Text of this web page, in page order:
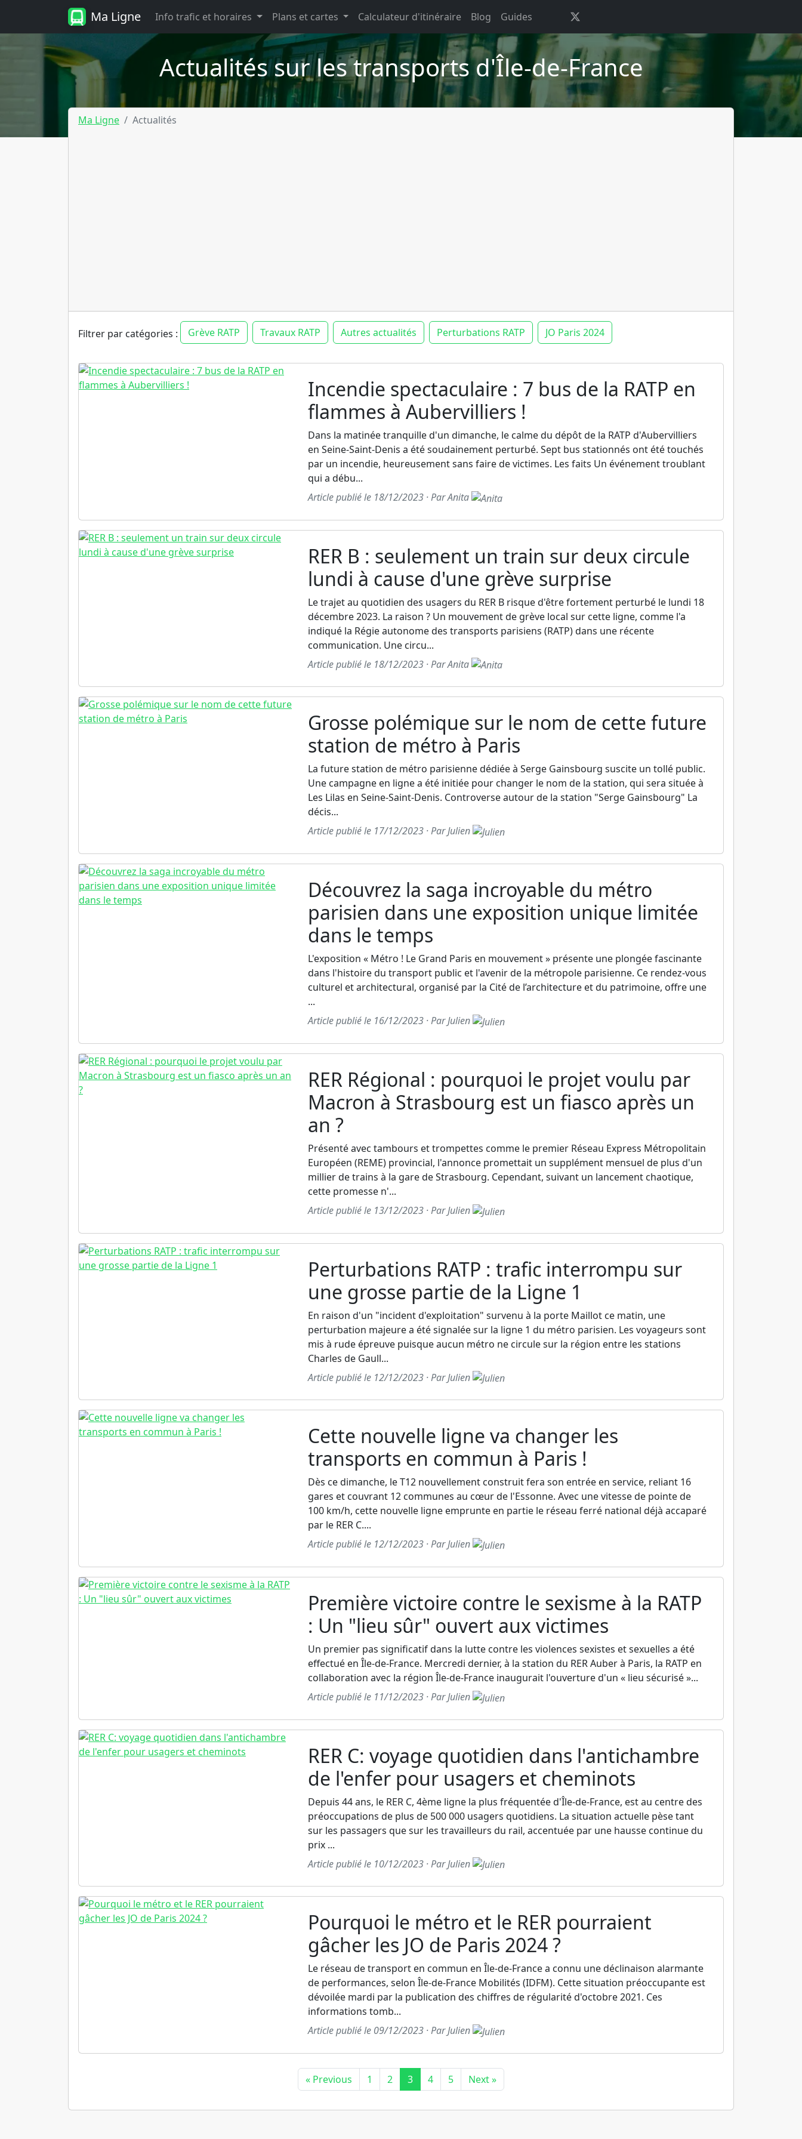
Ma Ligne Info trafic et horaires Plans et cartes Calculateur d'itinéraire Blog Guides
Actualités sur les transports d'Île-de-France
Ma Ligne Actualités
Filtrer par catégories : Grève RATP Travaux RATP Autres actualités Perturbations RATP JO Paris 2024
Incendie spectaculaire : 7 bus de la RATP en
flammes à Aubervilliers !
Dans la matinée tranquille d'un dimanche, le calme du dépôt de la RATP d'Aubervilliers
en Seine-Saint-Denis a été soudainement perturbé. Sept bus stationnés ont été touchés
par un incendie, heureusement sans faire de victimes. Les faits Un événement troublant
qui a débu...
Article publié le 18/12/2023 · Par Anita
RER B : seulement un train sur deux circule
lundi à cause d'une grève surprise
Le trajet au quotidien des usagers du RER B risque d'être fortement perturbé le lundi 18
décembre 2023. La raison ? Un mouvement de grève local sur cette ligne, comme l'a
indiqué la Régie autonome des transports parisiens (RATP) dans une récente
communication. Une circu...
Article publié le 18/12/2023 · Par Anita
Grosse polémique sur le nom de cette future
station de métro à Paris
La future station de métro parisienne dédiée à Serge Gainsbourg suscite un tollé public.
Une campagne en ligne a été initiée pour changer le nom de la station, qui sera située à
Les Lilas en Seine-Saint-Denis. Controverse autour de la station "Serge Gainsbourg" La
décis...
Article publié le 17/12/2023 · Par Julien
Découvrez la saga incroyable du métro
parisien dans une exposition unique limitée
dans le temps
L'exposition « Métro ! Le Grand Paris en mouvement » présente une plongée fascinante
dans l'histoire du transport public et l'avenir de la métropole parisienne. Ce rendez-vous
culturel et architectural, organisé par la Cité de l’architecture et du patrimoine, offre une
...
Article publié le 16/12/2023 · Par Julien
RER Régional : pourquoi le projet voulu par
Macron à Strasbourg est un fiasco après un
an ?
Présenté avec tambours et trompettes comme le premier Réseau Express Métropolitain
Européen (REME) provincial, l'annonce promettait un supplément mensuel de plus d'un
millier de trains à la gare de Strasbourg. Cependant, suivant un lancement chaotique,
cette promesse n'...
Article publié le 13/12/2023 · Par Julien
Perturbations RATP : trafic interrompu sur
une grosse partie de la Ligne 1
En raison d'un "incident d'exploitation" survenu à la porte Maillot ce matin, une
perturbation majeure a été signalée sur la ligne 1 du métro parisien. Les voyageurs sont
mis à rude épreuve puisque aucun métro ne circule sur la région entre les stations
Charles de Gaull...
Article publié le 12/12/2023 · Par Julien
Cette nouvelle ligne va changer les
transports en commun à Paris !
Dès ce dimanche, le T12 nouvellement construit fera son entrée en service, reliant 16
gares et couvrant 12 communes au cœur de l'Essonne. Avec une vitesse de pointe de
100 km/h, cette nouvelle ligne emprunte en partie le réseau ferré national déjà accaparé
par le RER C....
Article publié le 12/12/2023 · Par Julien
Première victoire contre le sexisme à la RATP
: Un "lieu sûr" ouvert aux victimes
Un premier pas significatif dans la lutte contre les violences sexistes et sexuelles a été
effectué en Île-de-France. Mercredi dernier, à la station du RER Auber à Paris, la RATP en
collaboration avec la région Île-de-France inaugurait l'ouverture d'un « lieu sécurisé »...
Article publié le 11/12/2023 · Par Julien
RER C: voyage quotidien dans l'antichambre
de l'enfer pour usagers et cheminots
Depuis 44 ans, le RER C, 4ème ligne la plus fréquentée d'Île-de-France, est au centre des
préoccupations de plus de 500 000 usagers quotidiens. La situation actuelle pèse tant
sur les passagers que sur les travailleurs du rail, accentuée par une hausse continue du
prix ...
Article publié le 10/12/2023 · Par Julien
Pourquoi le métro et le RER pourraient
gâcher les JO de Paris 2024 ?
Le réseau de transport en commun en Île-de-France a connu une déclinaison alarmante
de performances, selon Île-de-France Mobilités (IDFM). Cette situation préoccupante est
dévoilée mardi par la publication des chiffres de régularité d'octobre 2021. Ces
informations tomb...
Article publié le 09/12/2023 · Par Julien
« Previous 1 2 3 4 5 Next »